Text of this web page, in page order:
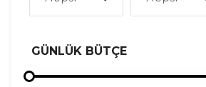
GÜNLÜK BÜTÇE